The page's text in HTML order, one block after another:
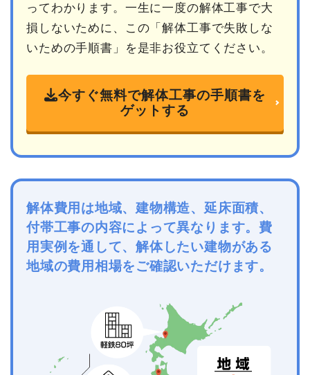
ってわかります。一生に一度の解体工事で大
損しないために、この「解体工事で失敗しな
いための手順書」を是非お役立てください。
今すぐ無料で解体工事の手順書を
ゲットする
解体費用は地域、建物構造、延床面積、
付帯工事の内容によって異なります。費
用実例を通して、解体したい建物がある
地域の費用相場をご確認いただけます。